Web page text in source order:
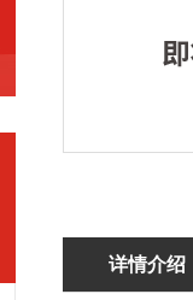
详情介绍